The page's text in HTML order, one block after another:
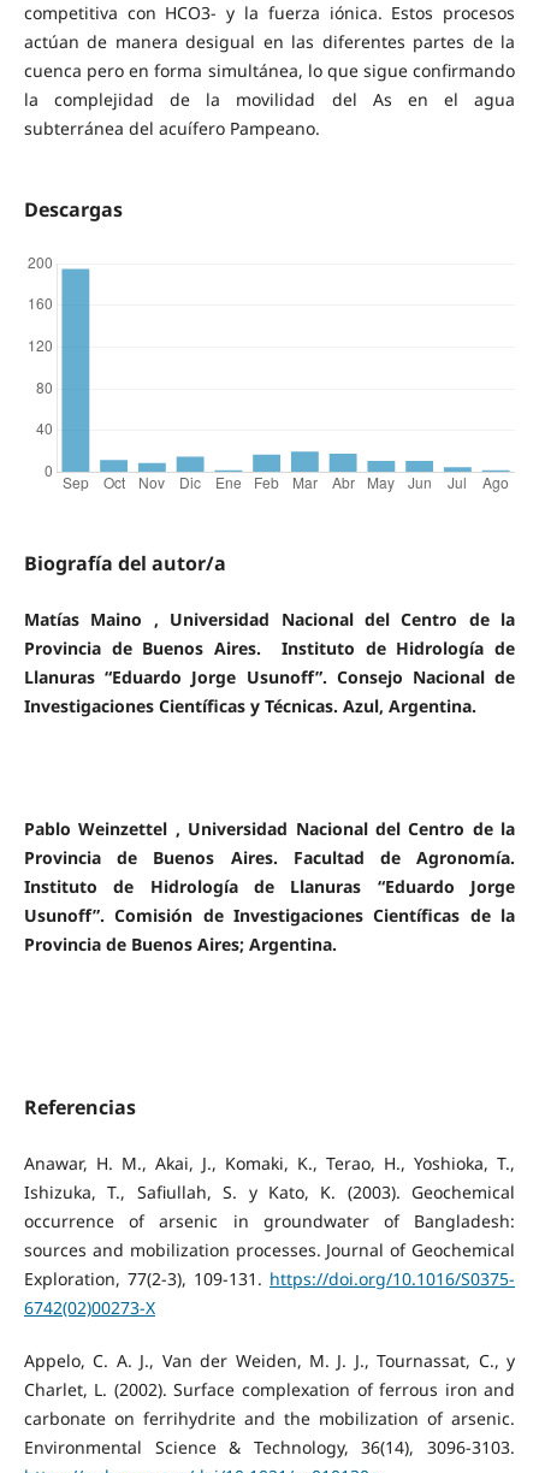
competitiva con HCO3- y la fuerza iónica. Estos procesos
actúan de manera desigual en las diferentes partes de la
cuenca pero en forma simultánea, lo que sigue confirmando
la complejidad de la movilidad del As en el agua
subterránea del acuífero Pampeano.
Descargas
Biografía del autor/a
Matías Maino , Universidad Nacional del Centro de la
Provincia de Buenos Aires. Instituto de Hidrología de
Llanuras “Eduardo Jorge Usunoff”. Consejo Nacional de
Investigaciones Científicas y Técnicas. Azul, Argentina.
Pablo Weinzettel , Universidad Nacional del Centro de la
Provincia de Buenos Aires. Facultad de Agronomía.
Instituto de Hidrología de Llanuras “Eduardo Jorge
Usunoff”. Comisión de Investigaciones Científicas de la
Provincia de Buenos Aires; Argentina.
Referencias
Anawar, H. M., Akai, J., Komaki, K., Terao, H., Yoshioka, T.,
Ishizuka, T., Safiullah, S. y Kato, K. (2003). Geochemical
occurrence of arsenic in groundwater of Bangladesh:
sources and mobilization processes. Journal of Geochemical
Exploration, 77(2-3), 109-131. https://doi.org/10.1016/S0375-
6742(02)00273-X
Appelo, C. A. J., Van der Weiden, M. J. J., Tournassat, C., y
Charlet, L. (2002). Surface complexation of ferrous iron and
carbonate on ferrihydrite and the mobilization of arsenic.
Environmental Science & Technology, 36(14), 3096-3103.